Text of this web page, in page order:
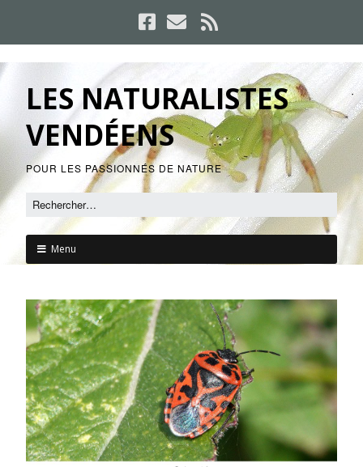
LES NATURALISTES
VENDÉENS
POUR LES PASSIONNÉS DE NATURE
Menu